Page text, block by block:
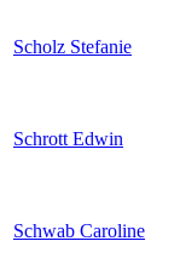
Scholz Stefanie
Schrott Edwin
Schwab Caroline